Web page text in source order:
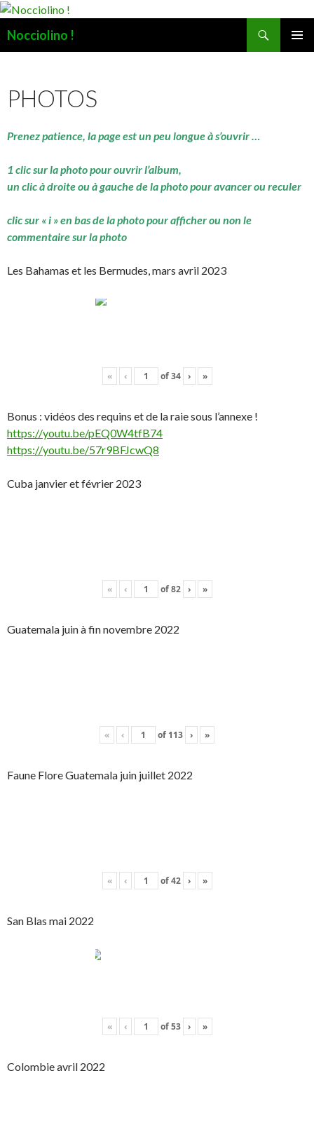
Nocciolino !
PHOTOS
Prenez patience, la page est un peu longue à s’ouvrir …
1 clic sur la photo pour ouvrir l’album,
un clic à droite ou à gauche de la photo pour avancer ou reculer
clic sur « i » en bas de la photo pour afficher ou non le
commentaire sur la photo
Les Bahamas et les Bermudes, mars avril 2023
« ‹ of34 › »
Bonus : vidéos des requins et de la raie sous l’annexe !
https://youtu.be/pEQ0W4tfB74
https://youtu.be/57r9BFJcwQ8
Cuba janvier et février 2023
« ‹ of82 › »
Guatemala juin à fin novembre 2022
« ‹ of 113 › »
Faune Flore Guatemala juin juillet 2022
« ‹ of42 › »
San Blas mai 2022
« ‹ of53 › »
Colombie avril 2022